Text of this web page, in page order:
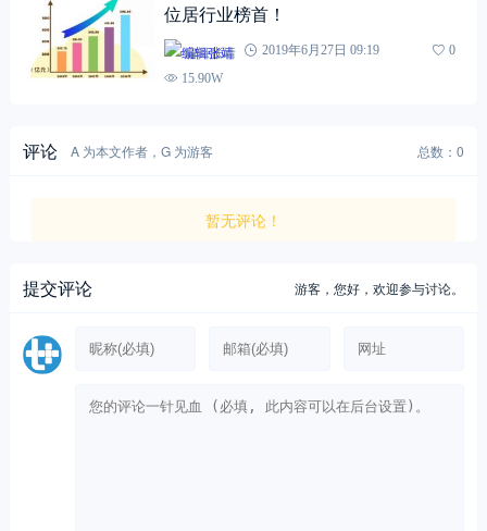
位居行业榜首！
编辑张靖 2019年6月27日 09:19
0
15.90W
评论 A 为本文作者，G 为游客 总数：0
暂无评论！
提交评论 游客，您好，欢迎参与讨论。